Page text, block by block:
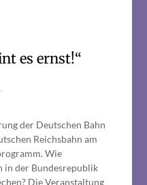
es ernst!“
der Deutschen Bahn
Reichsbahn am
Wie
in der Bundesrepublik
Die Veranstaltung